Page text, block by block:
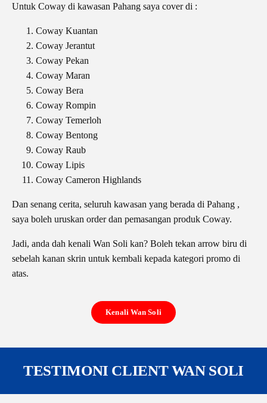
Untuk Coway di kawasan Pahang saya cover di :
Coway Kuantan
Coway Jerantut
Coway Pekan
Coway Maran
Coway Bera
Coway Rompin
Coway Temerloh
Coway Bentong
Coway Raub
Coway Lipis
Coway Cameron Highlands
Dan senang cerita, seluruh kawasan yang berada di Pahang ,
saya boleh uruskan order dan pemasangan produk Coway.
Jadi, anda dah kenali Wan Soli kan? Boleh tekan arrow biru di
sebelah kanan skrin untuk kembali kepada kategori promo di
atas.
Kenali Wan Soli
TESTIMONI CLIENT WAN SOLI